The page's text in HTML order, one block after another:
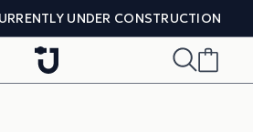
UNDER CONSTRUCTION